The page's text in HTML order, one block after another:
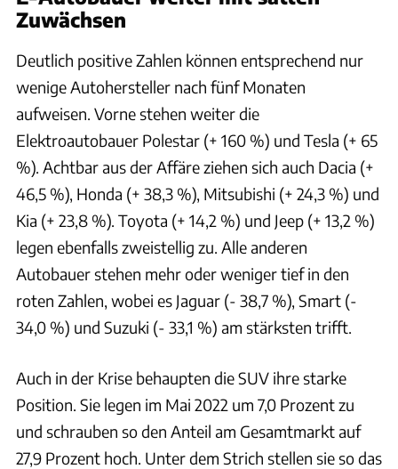
Zuwächsen
Deutlich positive Zahlen können entsprechend nur
wenige Autohersteller nach fünf Monaten
aufweisen. Vorne stehen weiter die
Elektroautobauer Polestar (+ 160 %) und Tesla (+ 65
%). Achtbar aus der Affäre ziehen sich auch Dacia (+
46,5 %), Honda (+ 38,3 %), Mitsubishi (+ 24,3 %) und
Kia (+ 23,8 %). Toyota (+ 14,2 %) und Jeep (+ 13,2 %)
legen ebenfalls zweistellig zu. Alle anderen
Autobauer stehen mehr oder weniger tief in den
roten Zahlen, wobei es Jaguar (- 38,7 %), Smart (-
34,0 %) und Suzuki (- 33,1 %) am stärksten trifft.
Auch in der Krise behaupten die SUV ihre starke
Position. Sie legen im Mai 2022 um 7,0 Prozent zu
und schrauben so den Anteil am Gesamtmarkt auf
27,9 Prozent hoch. Unter dem Strich stellen sie so das